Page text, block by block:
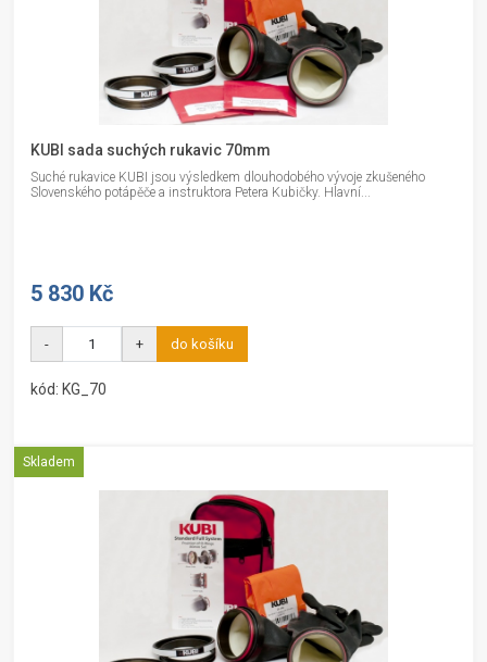
KUBI sada suchých rukavic 70mm
Suché rukavice KUBI jsou výsledkem dlouhodobého vývoje zkušeného
Slovenského potápěče a instruktora Petera Kubičky. Hlavní...
5 830 Kč
- + do košíku
kód: KG_70
Skladem